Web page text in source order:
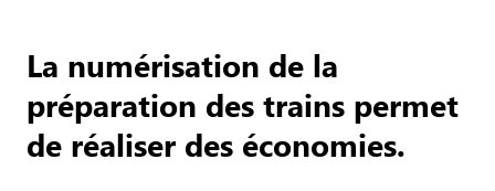
La numérisation de la
préparation des trains permet
de réaliser des économies.